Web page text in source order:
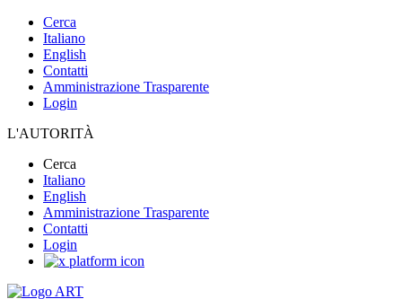
Cerca
Italiano
English
Contatti
Amministrazione Trasparente
Login
L'AUTORITÀ
Cerca
Italiano
English
Amministrazione Trasparente
Contatti
Login